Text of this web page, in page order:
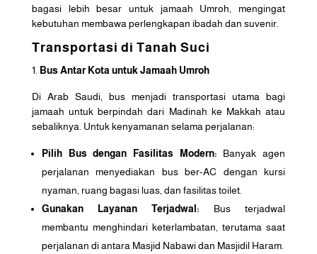
bagasi lebih besar untuk jamaah Umroh, mengingat
kebutuhan membawa perlengkapan ibadah dan suvenir.
Transportasi di Tanah Suci
Bus Antar Kota untuk Jamaah Umroh
Di Arab Saudi, bus menjadi transportasi utama bagi
jamaah untuk berpindah dari Madinah ke Makkah atau
sebaliknya. Untuk kenyamanan selama perjalanan:
Pilih Bus dengan Fasilitas Modern: Banyak agen
perjalanan menyediakan bus ber-AC dengan kursi
nyaman, ruang bagasi luas, dan fasilitas toilet.
Gunakan Layanan Terjadwal: Bus terjadwal
membantu menghindari keterlambatan, terutama saat
perjalanan di antara Masjid Nabawi dan Masjidil Haram.